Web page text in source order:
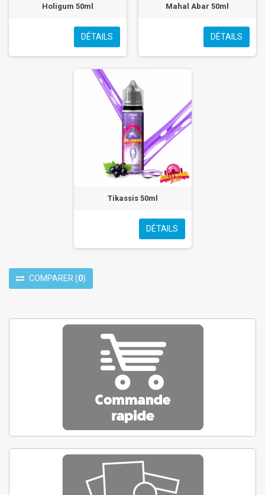
Holigum 50ml
DÉTAILS
Mahal Abar 50ml
DÉTAILS
Tikassis 50ml
DÉTAILS
COMPARER (0)